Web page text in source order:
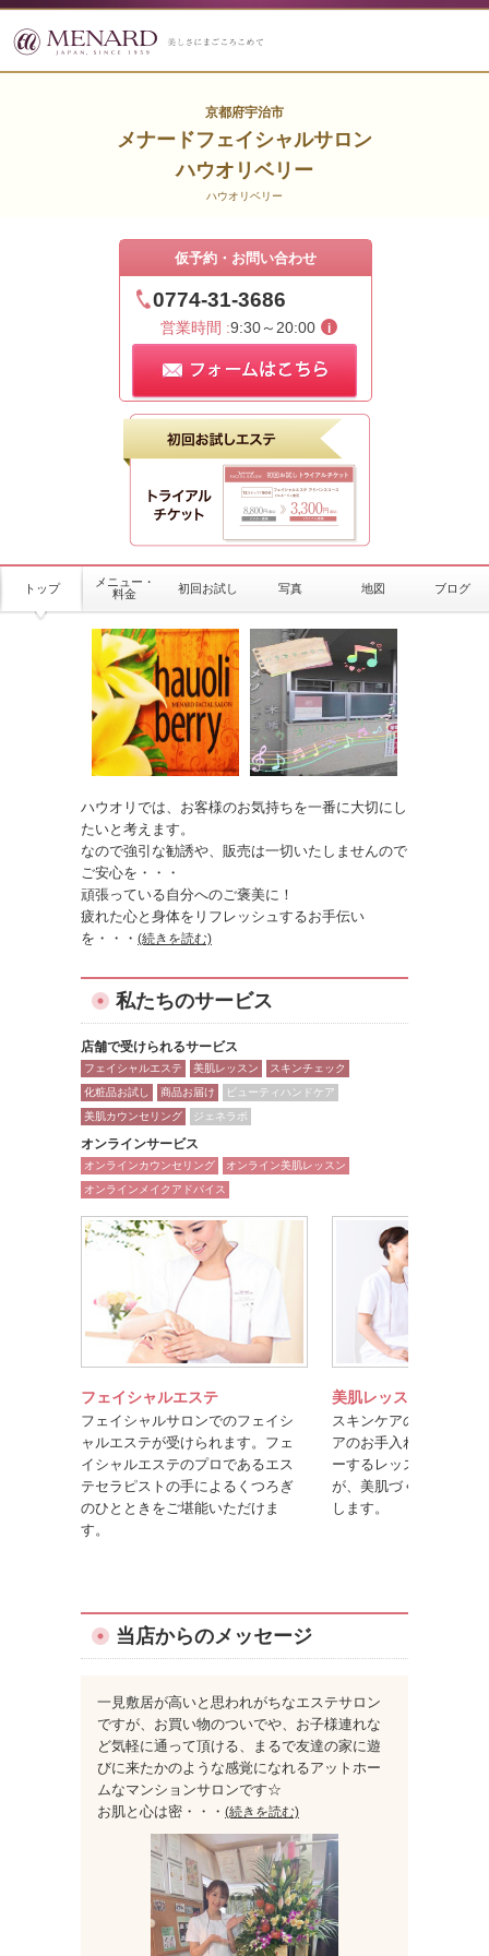
京都府宇治市
メナードフェイシャルサロン
ハウオリベリー
ハウオリベリー
仮予約・お問い合わせ
0774-31-3686
営業時間 :9:30～20:00
トップ
メニュー・
料金
初回お試し 写真 地図 ブログ
ハウオリでは、お客様のお気持ちを一番に大切にし
たいと考えます。
なので強引な勧誘や、販売は一切いたしませんので
ご安心を・・・
頑張っている自分へのご褒美に！
疲れた心と身体をリフレッシュするお手伝い
を ・・・ (続きを読む)
私たちのサービス
店舗で受けられるサービス
フェイシャルエステ 美肌レッスン
スキンチェック
化粧品お試し
商品お届け
ビューティハンドケア
美肌カウンセリング
ジェネラボ
オンラインサービス
オンラインカウンセリング
オンライン美肌レッスン
オンラインメイクアドバイス
フェイシャルエステ
フェイシャルサロンでのフェイシ
ャルエステが受けられます。フェ
イシャルエステのプロであるエス
テセラピストの手によるくつろぎ
のひとときをご堪能いただけま
す。
美肌レッスン
スキンケアのポイント
アのお手入れ方法を楽
ーするレッスンです。
が、美肌づくりのコツ
します。
当店からのメッセージ
一見敷居が高いと思われがちなエステサロン
ですが、お買い物のついでや、お子様連れな
ど気軽に通って頂ける、まるで友達の家に遊
びに来たかのような感覚になれるアットホー
ムなマンションサロンです☆
お肌と心は密 ・・・ (続きを読む)